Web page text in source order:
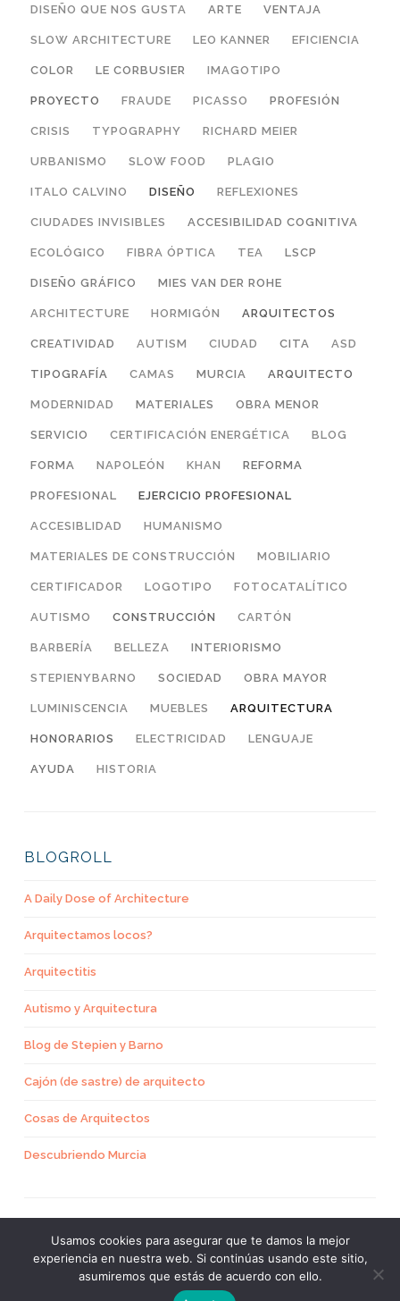
DISEÑO QUE NOS GUSTA ARTE VENTAJA
SLOW ARCHITECTURE LEO KANNER EFICIENCIA
COLOR LE CORBUSIER IMAGOTIPO
PROYECTO FRAUDE PICASSO PROFESIÓN
CRISIS TYPOGRAPHY RICHARD MEIER
URBANISMO SLOW FOOD PLAGIO
ITALO CALVINO DISEÑO REFLEXIONES
CIUDADES INVISIBLES ACCESIBILIDAD COGNITIVA
ECOLÓGICO FIBRA ÓPTICA TEA LSCP
DISEÑO GRÁFICO MIES VAN DER ROHE
ARCHITECTURE HORMIGÓN ARQUITECTOS
CREATIVIDAD AUTISM CIUDAD CITA ASD
TIPOGRAFÍA CAMAS MURCIA ARQUITECTO
MODERNIDAD MATERIALES OBRA MENOR
SERVICIO CERTIFICACIÓN ENERGÉTICA BLOG
FORMA NAPOLEÓN KHAN REFORMA
PROFESIONAL EJERCICIO PROFESIONAL
ACCESIBLIDAD HUMANISMO
MATERIALES DE CONSTRUCCIÓN MOBILIARIO
CERTIFICADOR LOGOTIPO FOTOCATALÍTICO
AUTISMO CONSTRUCCIÓN CARTÓN
BARBERÍA BELLEZA INTERIORISMO
STEPIENYBARNO SOCIEDAD OBRA MAYOR
LUMINISCENCIA MUEBLES ARQUITECTURA
HONORARIOS ELECTRICIDAD LENGUAJE
AYUDA HISTORIA
BLOGROLL
A Daily Dose of Architecture
Arquitectamos locos?
Arquitectitis
Autismo y Arquitectura
Blog de Stepien y Barno
Cajón (de sastre) de arquitecto
Cosas de Arquitectos
Descubriendo Murcia
CREADO CON WORDPRESS
TEMA: SKETCH PORWORDPRESS.COM
Usamos cookies para asegurar que te damos la mejor
experiencia en nuestra web. Si continúas usando este sitio,
asumiremos que estás de acuerdo con ello.